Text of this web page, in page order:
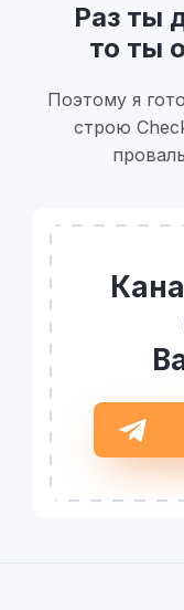
Раз ты
то ты
Поэтому я
строю